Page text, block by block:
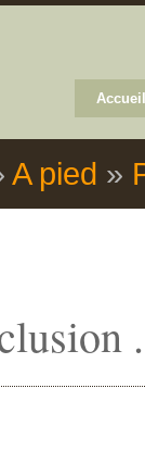
Accueil
A pied »